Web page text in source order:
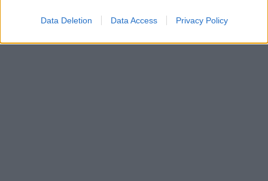
Data Deletion Data Access Privacy Policy
09.08.2026